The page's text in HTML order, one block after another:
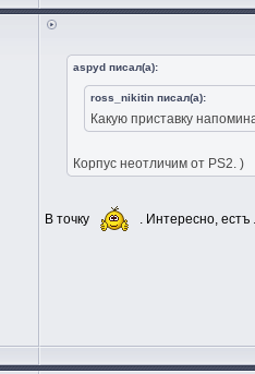
aspyd писал(а):
ross_nikitin писал(а):
Какую приставку
Корпус неотличим от PS2. )
В точку . Интересно, естъ